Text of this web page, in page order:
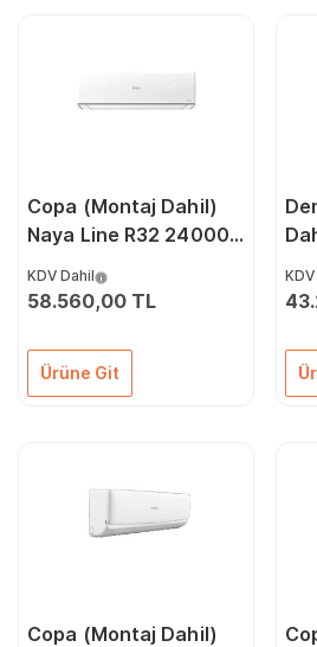
Copa (Montaj Dahil)
Naya Line R32 24000
Klima
KDV Dahil
58.560,00 TL
Ürüne Git
Copa (Montaj Dahil)